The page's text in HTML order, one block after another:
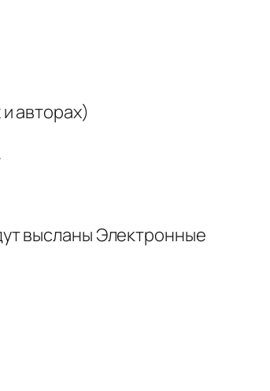
авторах)
высланы Электронные